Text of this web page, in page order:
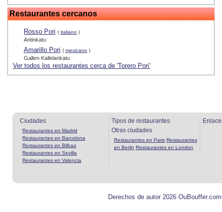
Restaurantes cercanos
Rosso Pori ( italiano )
Antinkatu
Amarillo Pori ( mexicano )
Gallen-Kallelankatu
Ver todos los restaurantes cerca de 'Torero Pori'
Ciudades
Restaurantes en Madrid
Restaurantes en Barcelona
Restaurantes en Bilbao
Restaurantes en Sevilla
Restaurantes en Valencia
Tipos de restaurantes
Otras ciudades
Restaurantes en Paris Restaurantes
en Berlin Restaurantes en London
Derechos de autor 2026